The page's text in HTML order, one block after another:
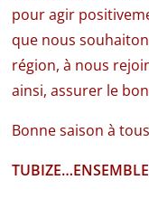
pour agir
que nous
région, à nous
ainsi, assurer le
Bonne saison à